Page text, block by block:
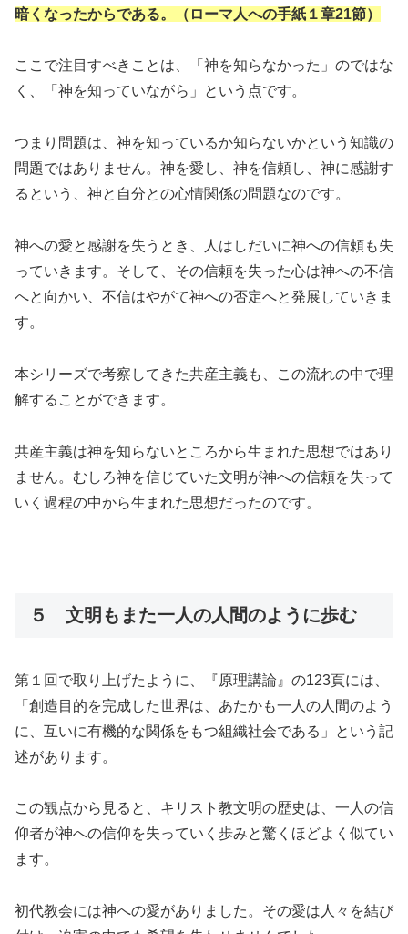
暗くなったからである。（ローマ人への手紙１章21節）
ここで注目すべきことは、「神を知らなかった」のではな
く、「神を知っていながら」という点です。
つまり問題は、神を知っているか知らないかという知識の
問題ではありません。神を愛し、神を信頼し、神に感謝す
るという、神と自分との心情関係の問題なのです。
神への愛と感謝を失うとき、人はしだいに神への信頼も失
っていきます。そして、その信頼を失った心は神への不信
へと向かい、不信はやがて神への否定へと発展していきま
す。
本シリーズで考察してきた共産主義も、この流れの中で理
解することができます。
共産主義は神を知らないところから生まれた思想ではあり
ません。むしろ神を信じていた文明が神への信頼を失って
いく過程の中から生まれた思想だったのです。
５ 文明もまた一人の人間のように歩む
第１回で取り上げたように、『原理講論』の123頁には、
「創造目的を完成した世界は、あたかも一人の人間のよう
に、互いに有機的な関係をもつ組織社会である」という記
述があります。
この観点から見ると、キリスト教文明の歴史は、一人の信
仰者が神への信仰を失っていく歩みと驚くほどよく似てい
ます。
初代教会には神への愛がありました。その愛は人々を結び